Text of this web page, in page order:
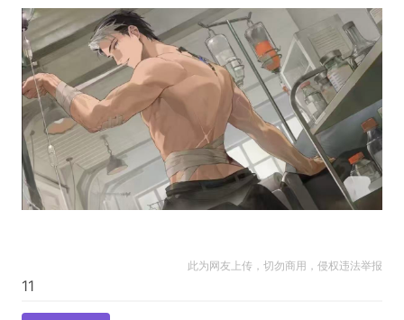
此为网友上传，切勿商用，侵权违法举报